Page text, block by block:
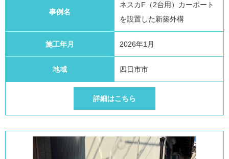
事例名
ネスカF（2台用）カーポート
を設置した新築外構
施工年月 2026年1月
地域 四日市市
詳細はこちら